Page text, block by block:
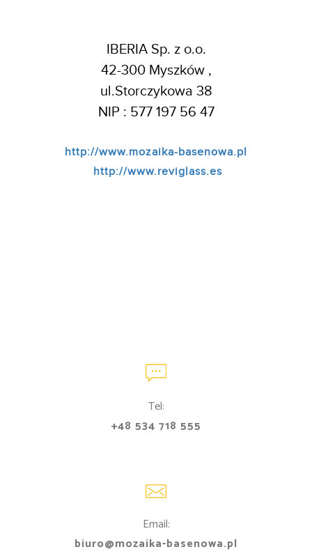
IBERIA Sp. z o.o.
42-300 Myszków ,
ul.Storczykowa 38
NIP : 577 197 56 47
http://www.mozaika-basenowa.pl
http://www.reviglass.es
Tel:
+48 534 718 555
Email:
biuro@mozaika-basenowa.pl